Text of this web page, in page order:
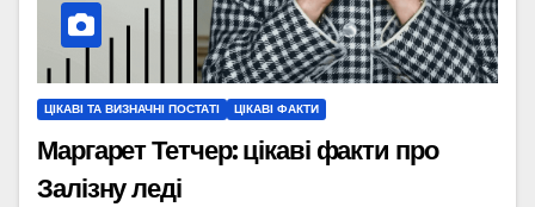
ЦІКАВІ ТА ВИЗНАЧНІ ПОСТАТІ ЦІКАВІ ФАКТИ
Маргарет Тетчер: цікаві факти про
Залізну леді